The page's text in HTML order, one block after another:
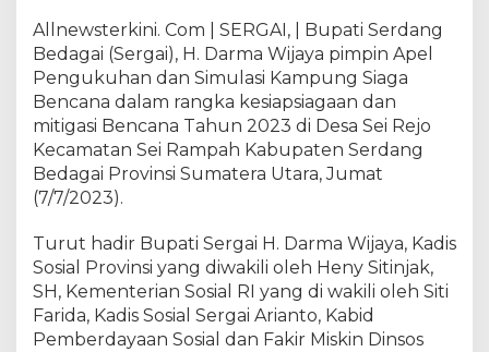
k
a
n
K
a
m
p
g
S
i
a
g
a
Allnewsterkini. Com | SERGAI, | Bupati Serdang
Bedagai (Sergai), H. Darma Wijaya pimpin Apel
Pengukuhan dan Simulasi Kampung Siaga
Bencana dalam rangka kesiapsiagaan dan
mitigasi Bencana Tahun 2023 di Desa Sei Rejo
Kecamatan Sei Rampah Kabupaten Serdang
Bedagai Provinsi Sumatera Utara, Jumat
(7/7/2023).
Turut hadir Bupati Sergai H. Darma Wijaya, Kadis
Sosial Provinsi yang diwakili oleh Heny Sitinjak,
SH, Kementerian Sosial RI yang di wakili oleh Siti
Farida, Kadis Sosial Sergai Arianto, Kabid
Pemberdayaan Sosial dan Fakir Miskin Dinsos